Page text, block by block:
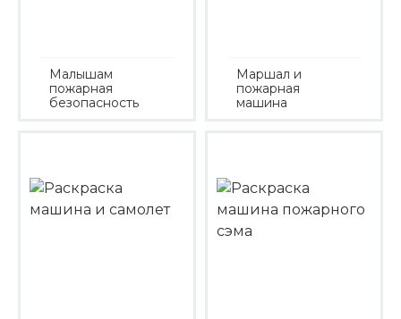
Малышам
пожарная
безопасность
Маршал и
пожарная
машина